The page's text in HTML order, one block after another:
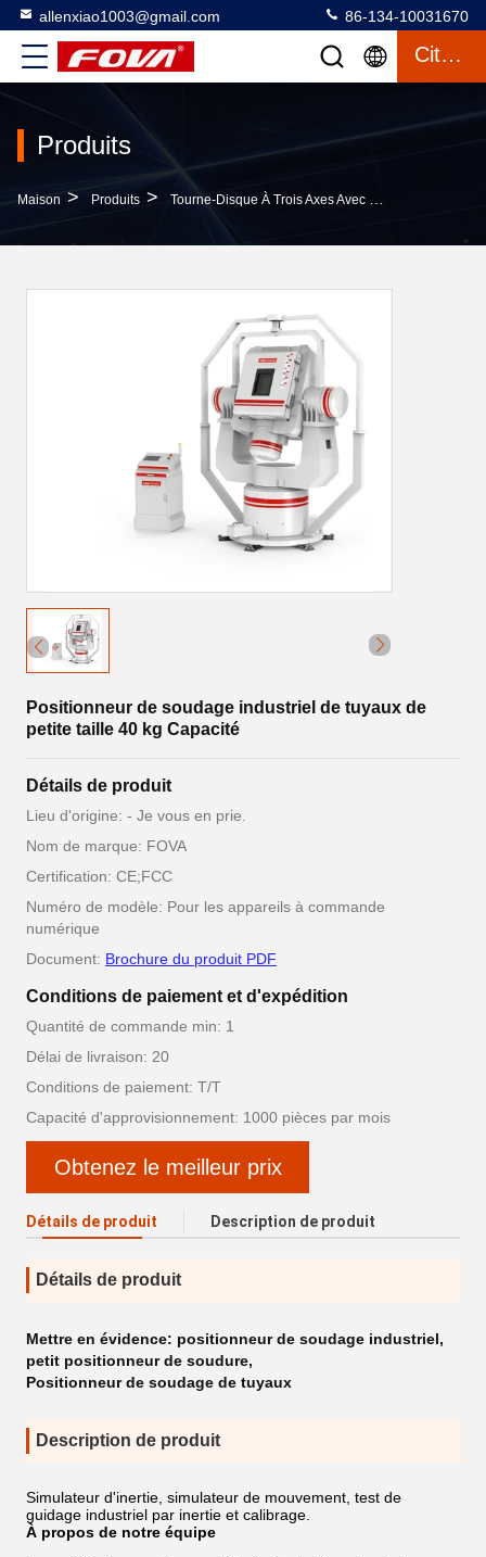
allenxiao1003@gmail.com 86-134-10031670
Citation
Produits
Maison > Produits > Tourne-Disque À Trois Axes Avec Chambre
Positionneur de soudage industriel de tuyaux de
petite taille 40 kg Capacité
Détails de produit
Lieu d'origine: - Je vous en prie.
Nom de marque: FOVA
Certification: CE;FCC
Numéro de modèle: Pour les appareils à commande
numérique
Document: Brochure du produit PDF
Conditions de paiement et d'expédition
Quantité de commande min: 1
Délai de livraison: 20
Conditions de paiement: T/T
Capacité d'approvisionnement: 1000 pièces par mois
Obtenez le meilleur prix
Détails de produit Description de produit
Détails de produit
Mettre en évidence: positionneur de soudage industriel,
petit positionneur de soudure,
Positionneur de soudage de tuyaux
Description de produit
Simulateur d'inertie, simulateur de mouvement, test de
guidage industriel par inertie et calibrage.
À propos de notre équipe